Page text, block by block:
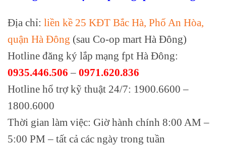
Địa chỉ: liền kề 25 KĐT Bắc Hà, Phố An Hòa,
quận Hà Đông (sau Co-op mart Hà Đông)
Hotline đăng ký lắp mạng fpt Hà Đông:
0935.446.506 – 0971.620.836
Hotline hổ trợ kỹ thuật 24/7: 1900.6600 –
1800.6000
Thời gian làm việc: Giờ hành chính 8:00 AM –
5:00 PM – tất cả các ngày trong tuần